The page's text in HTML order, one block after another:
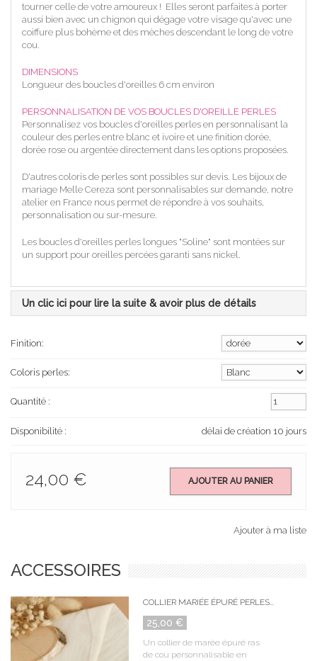
tourner celle de votre amoureux ! Elles seront parfaites à porter
aussi bien avec un chignon qui dégage votre visage qu'avec une
coiffure plus bohème et des mèches descendant le long de votre
cou.
DIMENSIONS
Longueur des boucles d'oreilles 6 cm environ
PERSONNALISATION DE VOS BOUCLES D'OREILLE PERLES
Personnalisez vos boucles d'oreilles perles en personnalisant la
couleur des perles entre blanc et ivoire et une finition dorée,
dorée rose ou argentée directement dans les options proposées.
D'autres coloris de perles sont possibles sur devis. Les bijoux de
mariage Melle Cereza sont personnalisables sur demande, notre
atelier en France nous permet de répondre à vos souhaits,
personnalisation ou sur-mesure.
Les boucles d'oreilles perles longues "Soline" sont montées sur
un support pour oreilles percées garanti sans nickel.
Un clic ici pour lire la suite & avoir plus de détails
Finition:
Coloris perles:
Quantité :
Disponibilité : délai de création 10 jours
24,00 € AJOUTER AU PANIER
Ajouter à ma liste
ACCESSOIRES
COLLIER MARIÉE ÉPURÉ PERLES...
25,00 €
Un collier de marée épuré ras
de cou personnalisable en